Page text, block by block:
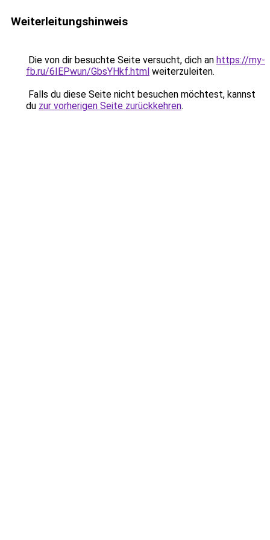
Weiterleitungshinweis
Die von dir besuchte Seite versucht, dich an https://my-
fb.ru/6IEPwun/GbsYHkf.html weiterzuleiten.
Falls du diese Seite nicht besuchen möchtest, kannst
du zur vorherigen Seite zurückkehren.